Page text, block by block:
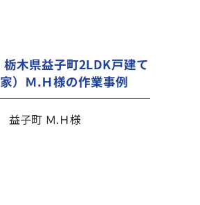
木県益子町2LDK戸建て
家）Ｍ.Ｈ様の作業事例
益子町 Ｍ.Ｈ様